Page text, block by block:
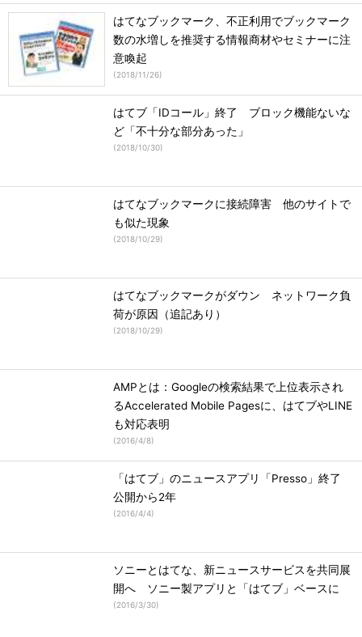
はてなブックマーク、不正利用でブックマーク
数の水増しを推奨する情報商材やセミナーに注
意喚起
(2018/11/26)
はてブ「IDコール」終了 ブロック機能ないな
ど「不十分な部分あった」
(2018/10/30)
はてなブックマークに接続障害 他のサイトで
も似た現象
(2018/10/29)
はてなブックマークがダウン ネットワーク負
荷が原因（追記あり）
(2018/10/29)
AMPとは：Googleの検索結果で上位表示され
るAccelerated Mobile Pagesに、はてブやLINE
も対応表明
(2016/4/8)
「はてブ」のニュースアプリ「Presso」終了
公開から2年
(2016/4/4)
ソニーとはてな、新ニュースサービスを共同展
開へ ソニー製アプリと「はてブ」ベースに
(2016/3/30)